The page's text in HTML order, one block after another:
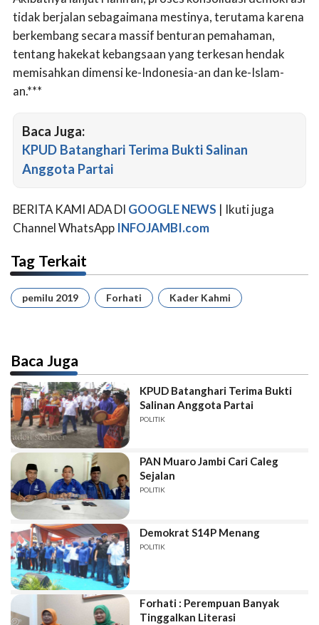
tidak berjalan sebagaimana mestinya, terutama karena
berkembang secara massif benturan pemahaman,
tentang hakekat kebangsaan yang terkesan hendak
memisahkan dimensi ke-Indonesia-an dan ke-Islam-
an.***
Baca Juga:
KPUD Batanghari Terima Bukti Salinan
Anggota Partai
BERITA KAMI ADA DI GOOGLE NEWS | Ikuti juga
Channel WhatsApp INFOJAMBI.com
Tag Terkait
pemilu 2019 Forhati Kader Kahmi
Baca Juga
KPUD Batanghari Terima Bukti
Salinan Anggota Partai
POLITIK
PAN Muaro Jambi Cari Caleg
Sejalan
POLITIK
Demokrat S14P Menang
POLITIK
Forhati : Perempuan Banyak
Tinggalkan Literasi